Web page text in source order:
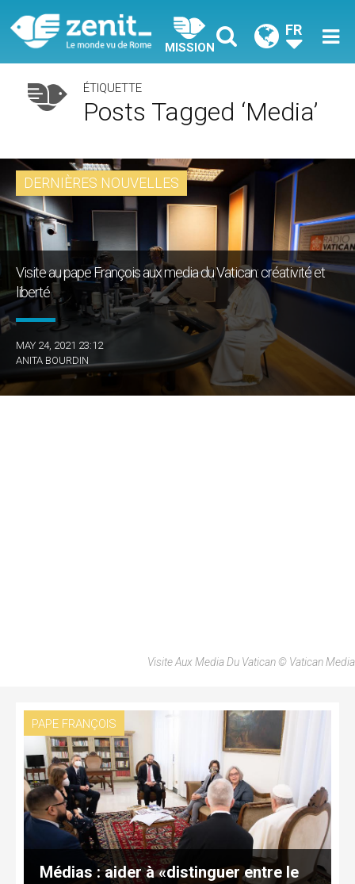
MISSION
FR
ÉTIQUETTE
Posts Tagged ‘media’
DERNIÈRES NOUVELLES
Visite au pape François aux media du Vatican: créativité et
liberté
MAY 24, 2021 23:12
ANITA BOURDIN
Visite Aux Media Du Vatican © Vatican Media
PAPE FRANÇOIS
Médias : aider à «distinguer entre le